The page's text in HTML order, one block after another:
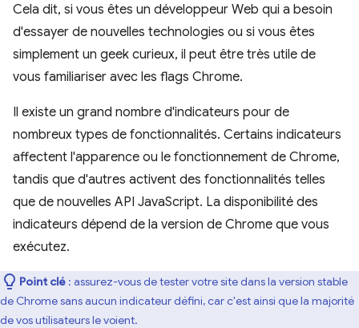
Cela dit, si vous êtes un développeur Web qui a besoin
d'essayer de nouvelles technologies ou si vous êtes
simplement un geek curieux, il peut être très utile de
vous familiariser avec les flags Chrome.
Il existe un grand nombre d'indicateurs pour de
nombreux types de fonctionnalités. Certains indicateurs
affectent l'apparence ou le fonctionnement de Chrome,
tandis que d'autres activent des fonctionnalités telles
que de nouvelles API JavaScript. La disponibilité des
indicateurs dépend de la version de Chrome que vous
exécutez.
Point clé : assurez-vous de tester votre site dans la version stable
de Chrome sans aucun indicateur défini, car c'est ainsi que la majorité
de vos utilisateurs le voient.